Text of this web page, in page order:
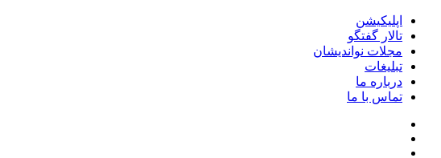
اپلیکیشن
تالار گفتگو
مجلات نواندیشان
تبلیغات
درباره ما
تماس با ما